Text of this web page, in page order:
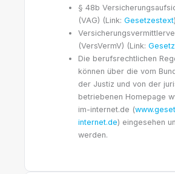
§ 48b
(VAG) (Link:Gesetzestext)
(VersVermV) (Link:
Die berufsrechtlichen
können über die vom
der Justiz und von der
betriebenen Homepage
im-internet.de (
internet.de) eingesehen
werden.